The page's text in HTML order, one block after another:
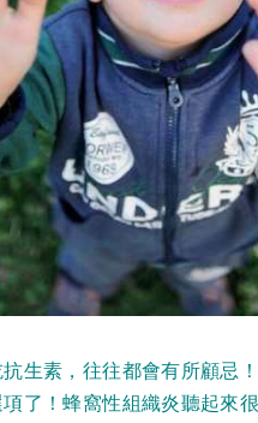
生素，往往都會有所顧忌
了！蜂窩性組織炎聽起來